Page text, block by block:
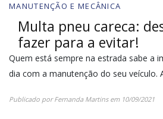
MANUTENÇÃO E MECÂNICA
Multa pneu careca:
fazer para a evitar!
Quem está sempre na estrada sabe a
dia com a manutenção do seu veículo.
Publicado porFernanda Martinsem 10/09/2021